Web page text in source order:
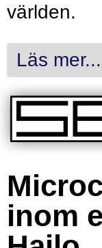
världen.
Läs mer...
inom